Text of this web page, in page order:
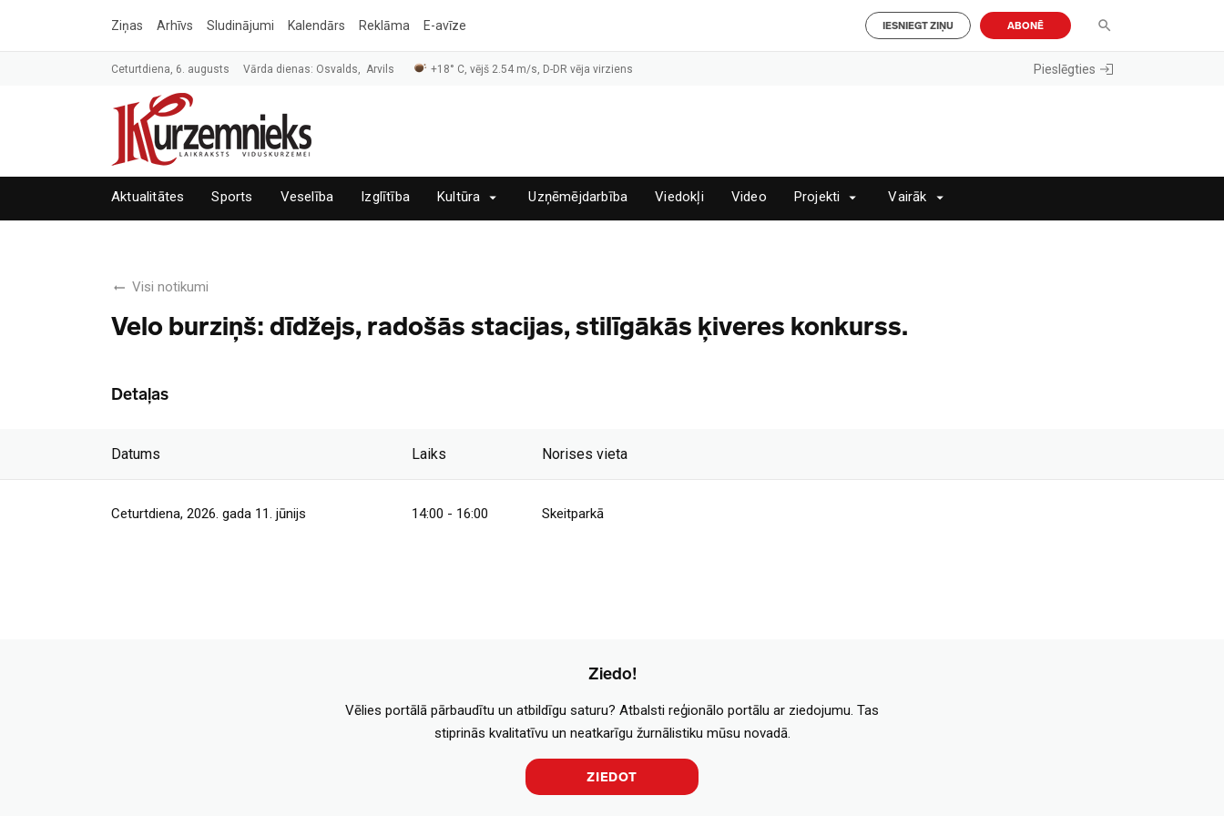
Ziņas Arhīvs Sludinājumi Kalendārs Reklāma E-avīze IESNIEGT ZIŅU ABONĒ
Ceturtdiena, 6. augusts Vārda dienas: Osvalds, Arvils +18° C, vējš 2.54 m/s, D-DR vēja virziens Pieslēgties
Aktualitātes Sports Veselība Izglītība Kultūra Uzņēmējdarbība Viedokļi Video Projekti Vairāk
Visi notikumi
Velo burziņš: dīdžejs, radošās stacijas, stilīgākās ķiveres konkurss.
Detaļas
Datums Laiks Norises vieta
Ceturtdiena, 2026. gada 11. jūnijs 14:00 - 16:00 Skeitparkā
Ziedo!
Vēlies portālā pārbaudītu un atbildīgu saturu? Atbalsti reģionālo portālu ar ziedojumu. Tas
stiprinās kvalitatīvu un neatkarīgu žurnālistiku mūsu novadā.
ZIEDOT